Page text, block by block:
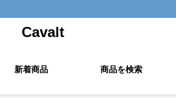
Cavalt
新着商品 商品を検索